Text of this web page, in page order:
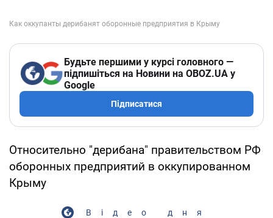
Будьте першими у курсі головного —
підпишіться на Новини на OBOZ.UA у
Google
Підписатися
Относительно "дерибана" правительством РФ
оборонных предприятий в оккупированном
Крыму
Відео дня